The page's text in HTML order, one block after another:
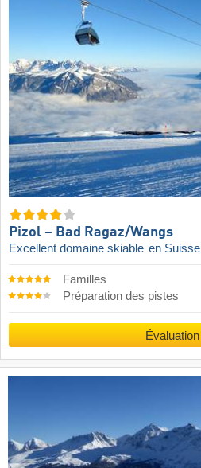
Pizol – Bad Ragaz/​Wangs
Excellent domaine skiable en Suisse
Familles
Préparation des pistes
Évaluation